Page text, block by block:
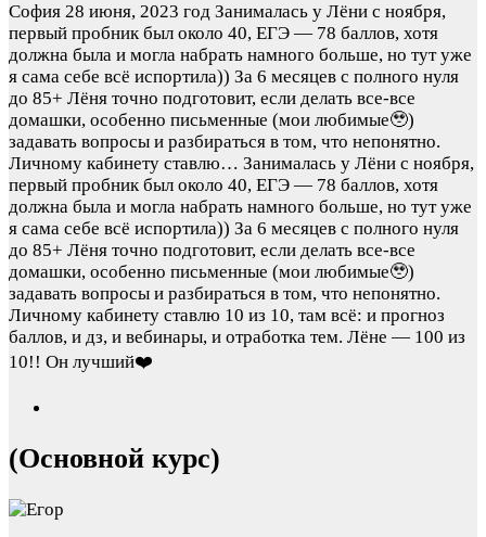
София 28 июня, 2023 год Занималась у Лёни с ноября,
первый пробник был около 40, ЕГЭ — 78 баллов, хотя
должна была и могла набрать намного больше, но тут уже
я сама себе всё испортила)) За 6 месяцев с полного нуля
до 85+ Лёня точно подготовит, если делать все-все
домашки, особенно письменные (мои любимые🥹)
задавать вопросы и разбираться в том, что непонятно.
Личному кабинету ставлю… Занималась у Лёни с ноября,
первый пробник был около 40, ЕГЭ — 78 баллов, хотя
должна была и могла набрать намного больше, но тут уже
я сама себе всё испортила)) За 6 месяцев с полного нуля
до 85+ Лёня точно подготовит, если делать все-все
домашки, особенно письменные (мои любимые🥹)
задавать вопросы и разбираться в том, что непонятно.
Личному кабинету ставлю 10 из 10, там всё: и прогноз
баллов, и дз, и вебинары, и отработка тем. Лёне — 100 из
10!! Он лучший❤️
(Основной курс)